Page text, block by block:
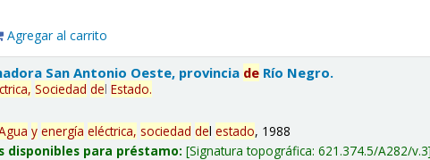
Agregar al carrito
San Antonio Oeste, provincia de Río Negro.
Sociedad delEstado.
y energía eléctrica, sociedad delestado, 1988
disponibles para préstamo: Signatura topográfica:621.374.5/A282/v.3